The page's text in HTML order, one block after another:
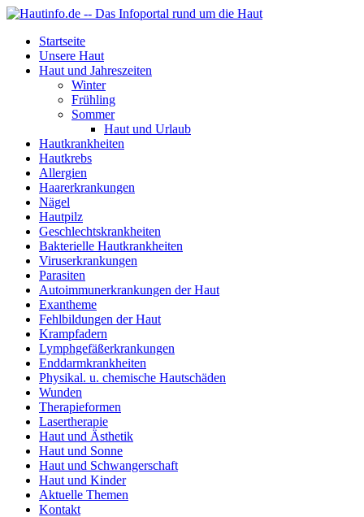
Startseite
Unsere Haut
Haut und Jahreszeiten
Winter
Frühling
Sommer
Haut und Urlaub
Hautkrankheiten
Hautkrebs
Allergien
Haarerkrankungen
Nägel
Hautpilz
Geschlechtskrankheiten
Bakterielle Hautkrankheiten
Viruserkrankungen
Parasiten
Autoimmunerkrankungen der Haut
Exantheme
Fehlbildungen der Haut
Krampfadern
Lymphgefäßerkrankungen
Enddarmkrankheiten
Physikal. u. chemische Hautschäden
Wunden
Therapieformen
Lasertherapie
Haut und Ästhetik
Haut und Sonne
Haut und Schwangerschaft
Haut und Kinder
Aktuelle Themen
Kontakt